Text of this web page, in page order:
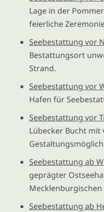
Lage in der
feierliche
Seebestattung vor
Bestattungsort
Strand.
Seebestattung vor
Hafen für
Seebestattung vor
Lübecker Bucht mit
Seebestattung ab
geprägter
Mecklenburgischen
Seebestattung ab